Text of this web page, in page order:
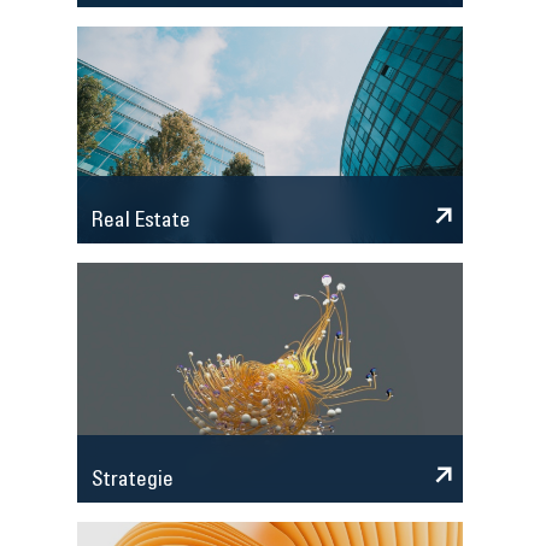
Real Estate
Strategie